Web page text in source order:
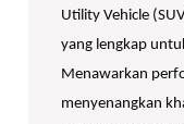
Utility Vehicle
yang lengkap
Menawarkan
menyenangkan